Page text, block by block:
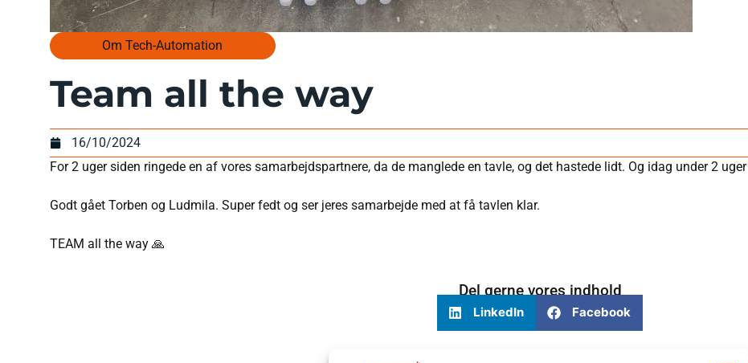
Om Tech-Automation
Team all the way
16/10/2024
For 2 uger siden ringede en af vores samarbejdspartnere, da de manglede en tavle, og det hastede lidt. Og idag under 2
Godt gået Torben og Ludmila. Super fedt og ser jeres samarbejde med at få tavlen klar.
TEAM all the way 🙏
Del gerne vores indhold
LinkedIn Facebook